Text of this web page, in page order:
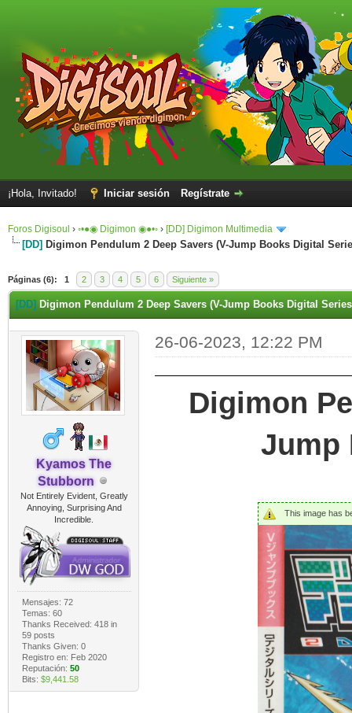
¡Hola, Invitado! Iniciar sesión Regístrate
Foros Digisoul › ◦•●◉ Digimon ◉●•◦ › [DD] Digimon Multimedia
[DD] Digimon Pendulum 2 Deep Savers (V-Jump Books Digital
Páginas (6): 1 2 3 4 5 6 Siguiente »
[DD] Digimon Pendulum 2 Deep Savers (V-Jump Books Digital
Kyamos The
Stubborn
Not Entirely Evident, Greatly
Annoying, Surprising And
Incredible.
Mensajes: 72
Temas: 60
Thanks Received: 418in
59 posts
Thanks Given: 0
Registro en: Feb 2020
Reputación: 50
Bits: $9,441.58
26-06-2023, 12:22 PM
Digimon
Jump
This image has